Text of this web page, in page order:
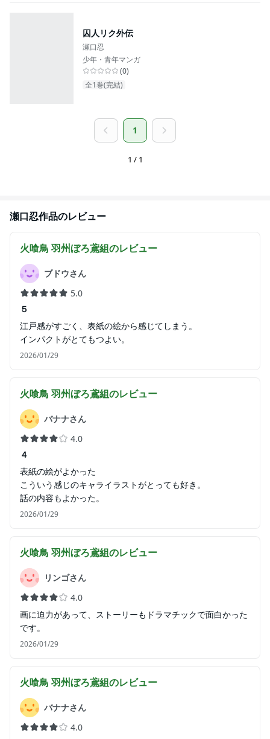
囚人リク外伝
瀬口忍
少年・青年マンガ
(0)
全1巻(完結)
1
1 / 1
瀬口忍作品のレビュー
火喰鳥 羽州ぼろ鳶組のレビュー
ブドウさん
5.0
５
江戸感がすごく、表紙の絵から感じてしまう。
インパクトがとてもつよい。
2026/01/29
火喰鳥 羽州ぼろ鳶組のレビュー
バナナさん
4.0
４
表紙の絵がよかった
こういう感じのキャライラストがとっても好き。
話の内容もよかった。
2026/01/29
火喰鳥 羽州ぼろ鳶組のレビュー
リンゴさん
4.0
画に迫力があって、ストーリーもドラマチックで面白かった
です。
2026/01/29
火喰鳥 羽州ぼろ鳶組のレビュー
バナナさん
4.0